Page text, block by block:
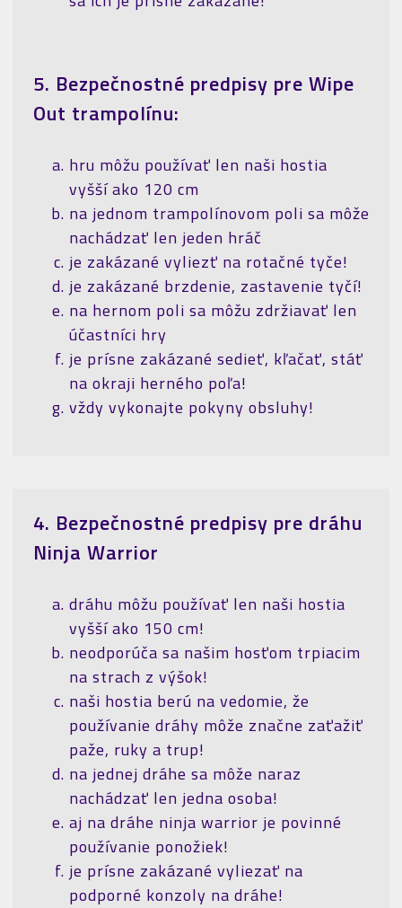
5. Bezpečnostné predpisy pre Wipe
Out trampolínu:
hru môžu používať len naši hostia
vyšší ako 120 cm
na jednom trampolínovom poli sa môže
nachádzať len jeden hráč
je zakázané vyliezť na rotačné tyče!
je zakázané brzdenie, zastavenie tyčí!
na hernom poli sa môžu zdržiavať len
účastníci hry
je prísne zakázané sedieť, kľačať, stáť
na okraji herného poľa!
vždy vykonajte pokyny obsluhy!
4. Bezpečnostné predpisy pre dráhu
Ninja Warrior
dráhu môžu používať len naši hostia
vyšší ako 150 cm!
neodporúča sa našim hosťom trpiacim
na strach z výšok!
naši hostia berú na vedomie, že
používanie dráhy môže značne zaťažiť
paže, ruky a trup!
na jednej dráhe sa môže naraz
nachádzať len jedna osoba!
aj na dráhe ninja warrior je povinné
používanie ponožiek!
je prísne zakázané vyliezať na
podporné konzoly na dráhe!